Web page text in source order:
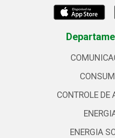
CONTROLE DE
ENERGIA